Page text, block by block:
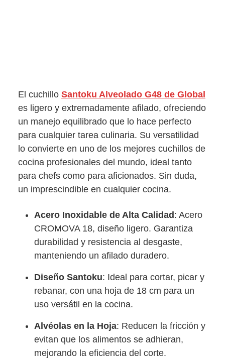
El cuchillo Santoku Alveolado G48 de Global
es ligero y extremadamente afilado, ofreciendo
un manejo equilibrado que lo hace perfecto
para cualquier tarea culinaria. Su versatilidad
lo convierte en uno de los mejores cuchillos de
cocina profesionales del mundo, ideal tanto
para chefs como para aficionados. Sin duda,
un imprescindible en cualquier cocina.
Acero Inoxidable de Alta Calidad: Acero
CROMOVA 18, diseño ligero. Garantiza
durabilidad y resistencia al desgaste,
manteniendo un afilado duradero.
Diseño Santoku: Ideal para cortar, picar y
rebanar, con una hoja de 18 cm para un
uso versátil en la cocina.
Alvéolas en la Hoja: Reducen la fricción y
evitan que los alimentos se adhieran,
mejorando la eficiencia del corte.